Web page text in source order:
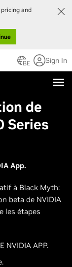
and
BE Sign In
de
Series
App.
à Black Myth:
beta de NVIDIA
les étapes
NVIDIA APP.